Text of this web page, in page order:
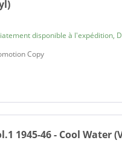
disponible à l'expédition,
Copy
1945-46 - Cool Water